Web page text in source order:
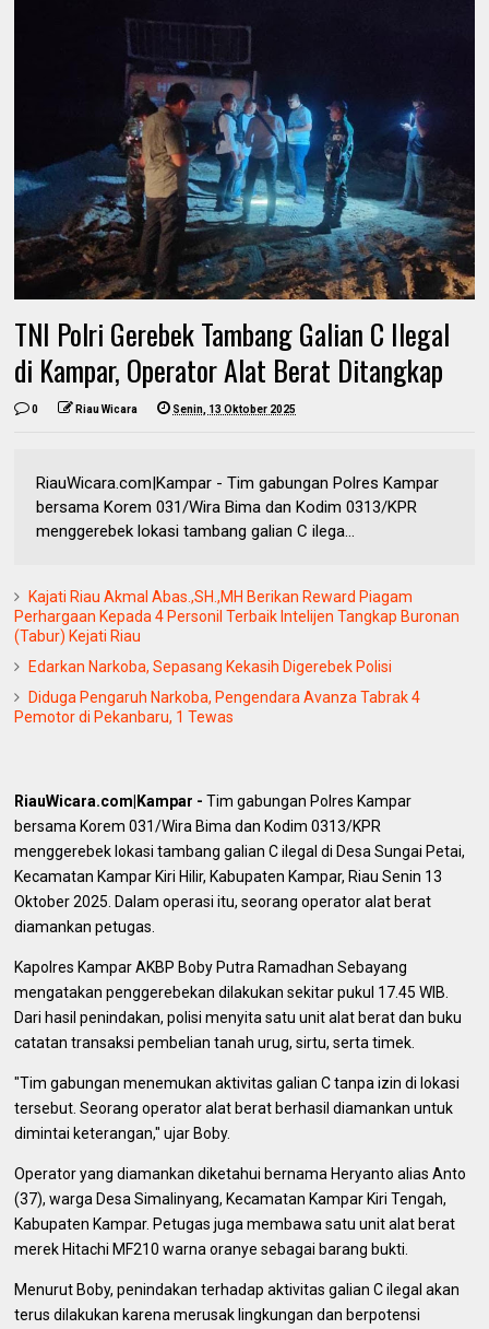
TNI Polri Gerebek Tambang Galian C Ilegal
di Kampar, Operator Alat Berat Ditangkap
0 Riau Wicara Senin, 13 Oktober 2025
RiauWicara.com|Kampar - Tim gabungan Polres Kampar
bersama Korem 031/Wira Bima dan Kodim 0313/KPR
menggerebek lokasi tambang galian C ilega...
Kajati Riau Akmal Abas.,SH.,MH Berikan Reward Piagam
Perhargaan Kepada 4 Personil Terbaik Intelijen Tangkap Buronan
(Tabur) Kejati Riau
Edarkan Narkoba, Sepasang Kekasih Digerebek Polisi
Diduga Pengaruh Narkoba, Pengendara Avanza Tabrak 4
Pemotor di Pekanbaru, 1 Tewas
RiauWicara.com|Kampar - Tim gabungan Polres Kampar
bersama Korem 031/Wira Bima dan Kodim 0313/KPR
menggerebek lokasi tambang galian C ilegal di Desa Sungai Petai,
Kecamatan Kampar Kiri Hilir, Kabupaten Kampar, Riau Senin 13
Oktober 2025. Dalam operasi itu, seorang operator alat berat
diamankan petugas.
Kapolres Kampar AKBP Boby Putra Ramadhan Sebayang
mengatakan penggerebekan dilakukan sekitar pukul 17.45 WIB.
Dari hasil penindakan, polisi menyita satu unit alat berat dan buku
catatan transaksi pembelian tanah urug, sirtu, serta timek.
"Tim gabungan menemukan aktivitas galian C tanpa izin di lokasi
tersebut. Seorang operator alat berat berhasil diamankan untuk
dimintai keterangan," ujar Boby.
Operator yang diamankan diketahui bernama Heryanto alias Anto
(37), warga Desa Simalinyang, Kecamatan Kampar Kiri Tengah,
Kabupaten Kampar. Petugas juga membawa satu unit alat berat
merek Hitachi MF210 warna oranye sebagai barang bukti.
Menurut Boby, penindakan terhadap aktivitas galian C ilegal akan
terus dilakukan karena merusak lingkungan dan berpotensi